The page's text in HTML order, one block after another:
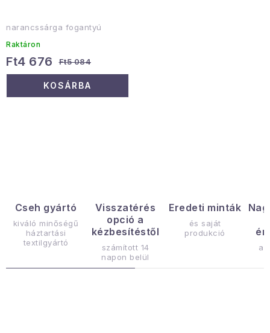
narancssárga fogantyú
Raktáron
Ft4 676 Ft5 084
KOSÁRBA
n
Cseh gyártó
kiváló minőségű
háztartási
textilgyártó
Visszatérés
opció a
kézbesítéstől
számított 14
napon belül
Eredeti minták
és saját
produkció